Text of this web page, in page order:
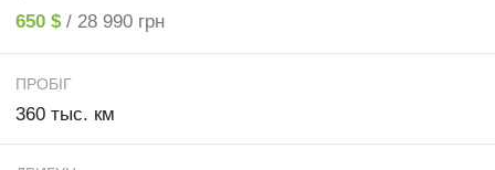
650 $ / 28 990 грн
ПРОБІГ
360 тыс. км